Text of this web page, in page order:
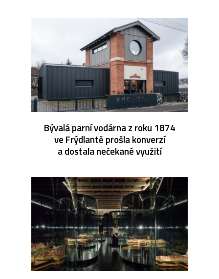
Bývalá parní vodárna z roku 1874
ve Frýdlantě prošla konverzí
a dostala nečekané využití